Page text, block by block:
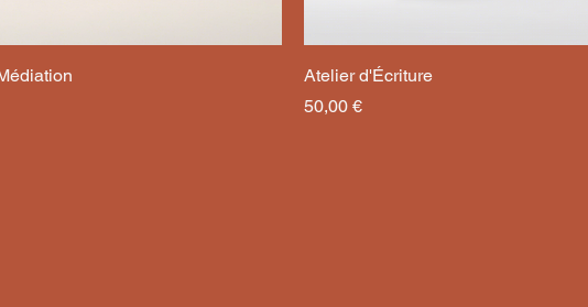
Atelier d'Écriture
Prix
50,00 €